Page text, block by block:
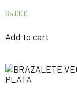
65.00€
Add to cart